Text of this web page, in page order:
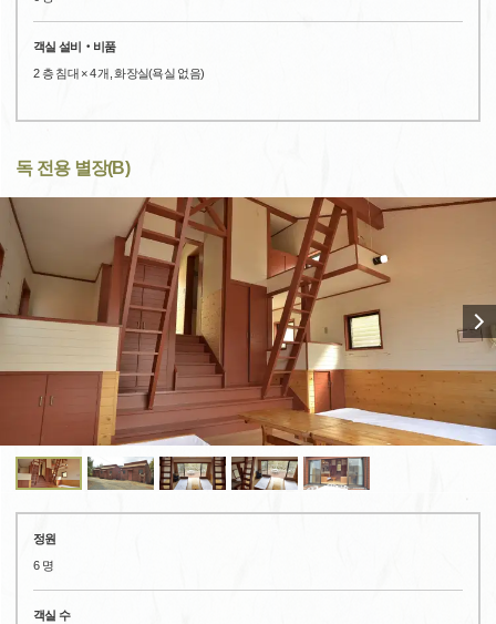
객실 설비‧비품
2 층 침대 × 4 개, 화장실(욕실 없음)
독 전용 별장(B)
정원
6 명
객실 수